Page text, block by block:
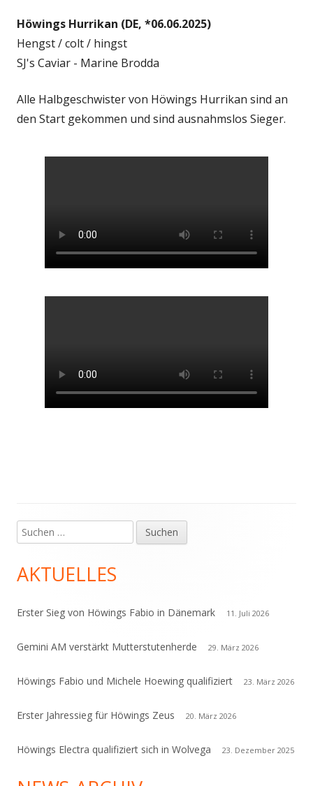
Höwings Hurrikan (DE, *06.06.2025)
Hengst / colt / hingst
SJ's Caviar - Marine Brodda
Alle Halbgeschwister von Höwings Hurrikan sind an
den Start gekommen und sind ausnahmslos Sieger.
Haupt-
Seitenleiste
Suchen
nach:
AKTUELLES
Erster Sieg von Höwings Fabio in Dänemark 11. Juli 2026
Gemini AM verstärkt Mutterstutenherde 29. März 2026
Höwings Fabio und Michele Hoewing qualifiziert 23. März 2026
Erster Jahressieg für Höwings Zeus 20. März 2026
Höwings Electra qualifiziert sich in Wolvega 23. Dezember 2025